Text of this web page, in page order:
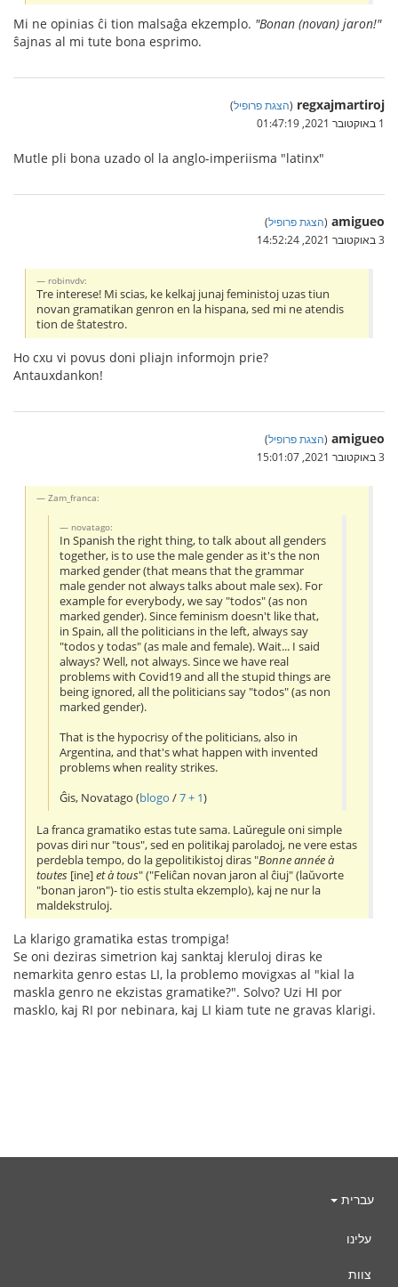
Mi ne opinias ĉi tion malsaĝa ekzemplo. "Bonan (novan) jaron!"
ŝajnas al mi tute bona esprimo.
regxajmartiroj
(הצגת פרופיל)
1 באוקטובר 2021, 01:47:19
Mutle pli bona uzado ol la anglo-imperiisma "latinx"
amigueo
(הצגת פרופיל)
3 באוקטובר 2021, 14:52:24
robinvdv:
Tre interese! Mi scias, ke kelkaj junaj feministoj uzas tiun
novan gramatikan genron en la hispana, sed mi ne atendis
tion de ŝtatestro.
Ho cxu vi povus doni pliajn informojn prie?
Antauxdankon!
amigueo
(הצגת פרופיל)
3 באוקטובר 2021, 15:01:07
Zam_franca:
novatago:
In Spanish the right thing, to talk about all genders
together, is to use the male gender as it's the non
marked gender (that means that the grammar
male gender not always talks about male sex). For
example for everybody, we say "todos" (as non
marked gender). Since feminism doesn't like that,
in Spain, all the politicians in the left, always say
"todos y todas" (as male and female). Wait... I said
always? Well, not always. Since we have real
problems with Covid19 and all the stupid things are
being ignored, all the politicians say "todos" (as non
marked gender).
That is the hypocrisy of the politicians, also in
Argentina, and that's what happen with invented
problems when reality strikes.
Ĝis, Novatago (blogo /7 + 1)
La franca gramatiko estas tute sama. Laŭregule oni simple
povas diri nur "tous", sed en politikaj paroladoj, ne vere estas
perdebla tempo, do la gepolitikistoj diras "Bonne année à
toutes [ine]et à tous" ("Feliĉan novan jaron al ĉiuj" (laŭvorte
"bonan jaron")- tio estis stulta ekzemplo), kaj ne nur la
maldekstruloj.
La klarigo gramatika estas trompiga!
Se oni deziras simetrion kaj sanktaj kleruloj diras ke
nemarkita genro estas LI, la problemo movigxas al "kial la
maskla genro ne ekzistas gramatike?". Solvo? Uzi HI por
masklo, kaj RI por nebinara, kaj LI kiam tute ne gravas klarigi.
עברית
עלינו
צוות